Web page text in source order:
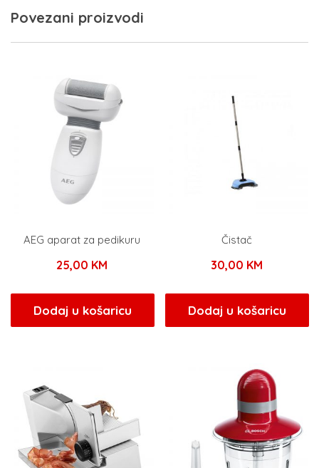
Povezani proizvodi
AEG aparat za pedikuru
25,00 KM
Dodaj u košaricu
Čistač
30,00 KM
Dodaj u košaricu